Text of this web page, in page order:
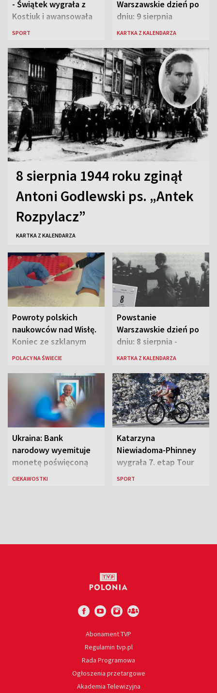
- Świątek wygrała z
Kostiuk i awansowała
do ćwierćfinału
SPORT
Warszawskie dzień po
dniu: 9 sierpnia
KARTKA Z KALENDARZA
8 sierpnia 1944 roku zginął
Antoni Godlewski ps. „Antek
Rozpylacz”
KARTKA Z KALENDARZA
Powroty polskich
naukowców nad Wisłę.
Koniec ze szklanym
sufitem
POLACY NA ŚWIECIE
Powstanie
Warszawskie dzień po
dniu: 8 sierpnia -
rozbrzmiewa radio
„Antka Rozpylacza”
KARTKA Z KALENDARZA
Ukraina: Bank
narodowy wyemituje
monetę poświęconą
św. Janowi Pawłowi II
CIEKAWOSTKI
Katarzyna
Niewiadoma-Phinney
wygrała 7. etap Tour
de France i została
SPORT
Abonament TVP
Regulamin tvp.pl
Rada Programowa
Ogłoszenia przetargowe
Akademia Telewizyjna